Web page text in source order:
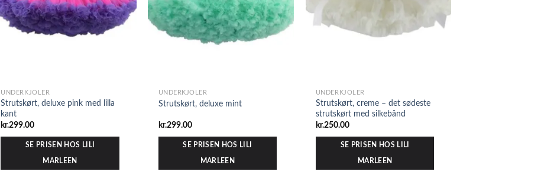
UNDERKJOLER
Strutskørt, deluxe pink med lilla
kant
kr.299.00
SE PRISEN HOS LILI
MARLEEN
UNDERKJOLER
Strutskørt, deluxe mint
kr.299.00
SE PRISEN HOS LILI
MARLEEN
UNDERKJOLER
Strutskørt, creme – det sødeste
strutskørt med silkebånd
kr.250.00
SE PRISEN HOS LILI
MARLEEN